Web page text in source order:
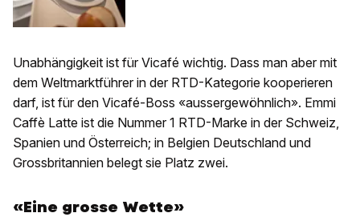
Unabhängigkeit ist für Vicafé wichtig. Dass man aber mit
dem Weltmarktführer in der RTD-Kategorie kooperieren
darf, ist für den Vicafé-Boss «aussergewöhnlich». Emmi
Caffè Latte ist die Nummer 1 RTD-Marke in der Schweiz,
Spanien und Österreich; in Belgien Deutschland und
Grossbritannien belegt sie Platz zwei.
«Eine grosse Wette»